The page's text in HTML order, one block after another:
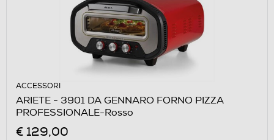
ACCESSORI
ARIETE - 3901 DA GENNARO FORNO PIZZA
PROFESSIONALE-Rosso
€ 129,00